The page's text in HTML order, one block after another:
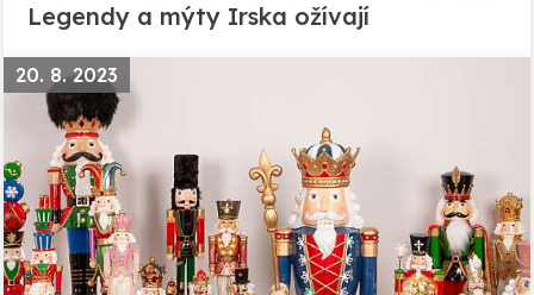
Legendy a mýty Irska ožívají
20. 8. 2023